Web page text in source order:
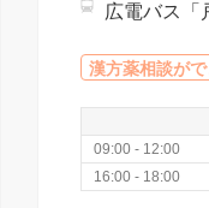
広電バス「
漢方薬相談が
09:00 - 12:00
16:00 - 18:00